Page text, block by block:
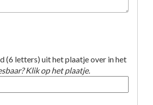
(6 letters) uit het plaatje over in het
Klik op het plaatje.